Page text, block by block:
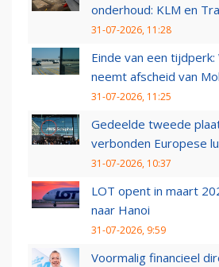
onderhoud: KLM en
31-07-2026, 11:28
Einde van een
neemt afscheid van
31-07-2026, 11:25
Gedeelde tweede
verbonden Europese
31-07-2026, 10:37
LOT opent in maart
naar Hanoi
31-07-2026, 9:59
Voormalig financieel